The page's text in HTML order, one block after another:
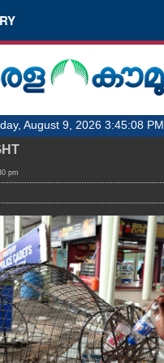
August 9, 2026 3:45:08 PM
pm